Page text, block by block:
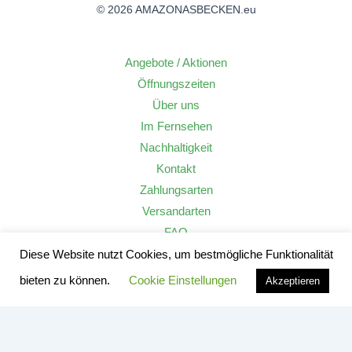
© 2026 AMAZONASBECKEN.eu
Angebote / Aktionen
Öffnungszeiten
Über uns
Im Fernsehen
Nachhaltigkeit
Kontakt
Zahlungsarten
Versandarten
FAQ
Widerrufsrecht
AGB
Diese Website nutzt Cookies, um bestmögliche Funktionalität
bieten zu können.
Cookie Einstellungen Akzeptieren